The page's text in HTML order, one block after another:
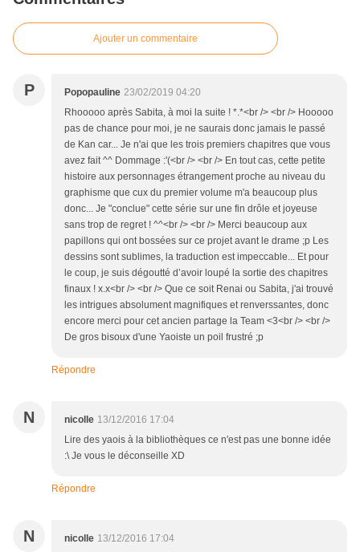
Ajouter un commentaire
P Popopauline 23/02/2019 04:20
Rhooooo après Sabita, à moi la suite ! *.*<br /> <br /> Hooooo
pas de chance pour moi, je ne saurais donc jamais le passé
de Kan car... Je n'ai que les trois premiers chapitres que vous
avez fait ^^ Dommage :'(<br /> <br /> En tout cas, cette petite
histoire aux personnages étrangement proche au niveau du
graphisme que cux du premier volume m'a beaucoup plus
donc... Je "conclue" cette série sur une fin drôle et joyeuse
sans trop de regret ! ^^<br /> <br /> Merci beaucoup aux
papillons qui ont bossées sur ce projet avant le drame ;p Les
dessins sont sublimes, la traduction est impeccable... Et pour
le coup, je suis dégoutté d’avoir loupé la sortie des chapitres
finaux ! x.x<br /> <br /> Que ce soit Renai ou Sabita, j'ai trouvé
les intrigues absolument magnifiques et renverssantes, donc
encore merci pour cet ancien partage la Team <3<br /> <br />
De gros bisoux d'une Yaoiste un poil frustré ;p
Répondre
N nicolle 13/12/2016 17:04
Lire des yaois à la bibliothèques ce n'est pas une bonne idée
:\ Je vous le déconseille XD
Répondre
N nicolle 13/12/2016 17:04